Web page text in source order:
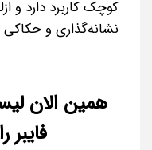
کوچک کاربرد دارد و
نشانه‌گذاری و
همین الان
فایبر